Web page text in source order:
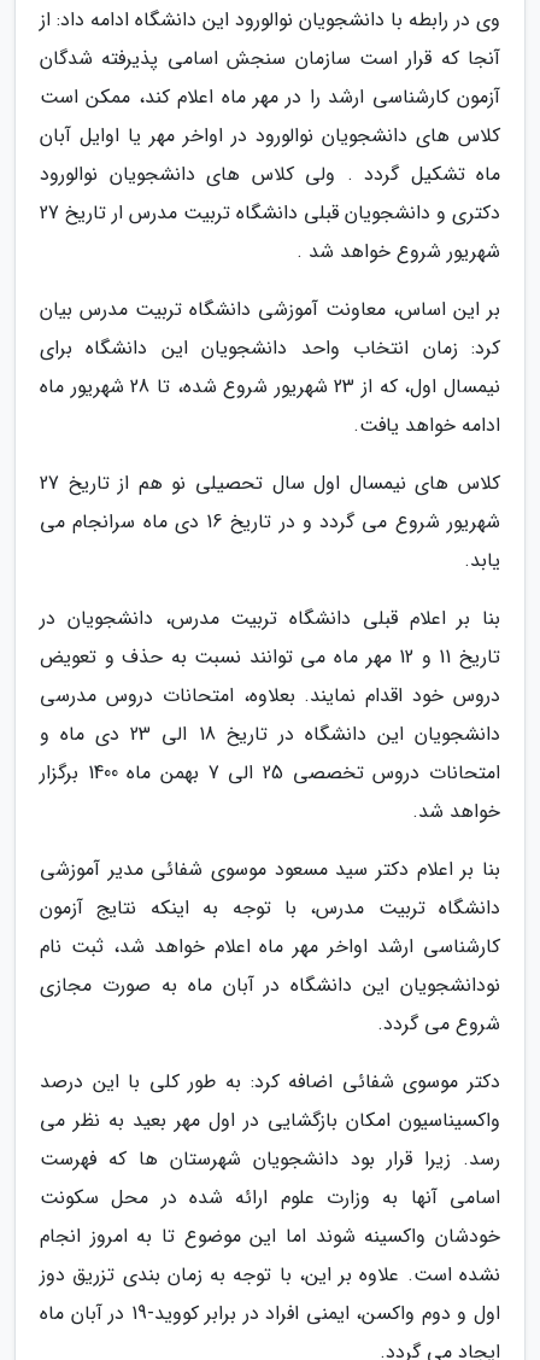
وی در رابطه با دانشجویان نوالورود این دانشگاه ادامه داد: از
آنجا که قرار است سازمان سنجش اسامی پذیرفته شدگان
آزمون کارشناسی ارشد را در مهر ماه اعلام کند، ممکن است
کلاس های دانشجویان نوالورود در اواخر مهر یا اوایل آبان
ماه تشکیل گردد . ولی کلاس های دانشجویان نوالورود
دکتری و دانشجویان قبلی دانشگاه تربیت مدرس ار تاریخ 27
شهریور شروع خواهد شد .
بر این اساس، معاونت آموزشی دانشگاه تربیت مدرس بیان
کرد: زمان انتخاب واحد دانشجویان این دانشگاه برای
نیمسال اول، که از 23 شهریور شروع شده، تا 28 شهریور ماه
ادامه خواهد یافت.
کلاس های نیمسال اول سال تحصیلی نو هم از تاریخ 27
شهریور شروع می گردد و در تاریخ 16 دی ماه سرانجام می
یابد.
بنا بر اعلام قبلی دانشگاه تربیت مدرس، دانشجویان در
تاریخ 11 و 12 مهر ماه می توانند نسبت به حذف و تعویض
دروس خود اقدام نمایند. بعلاوه، امتحانات دروس مدرسی
دانشجویان این دانشگاه در تاریخ 18 الی 23 دی ماه و
امتحانات دروس تخصصی 25 الی 7 بهمن ماه 1400 برگزار
خواهد شد.
بنا بر اعلام دکتر سید مسعود موسوی شفائی مدیر آموزشی
دانشگاه تربیت مدرس، با توجه به اینکه نتایج آزمون
کارشناسی ارشد اواخر مهر ماه اعلام خواهد شد، ثبت نام
نودانشجویان این دانشگاه در آبان ماه به صورت مجازی
شروع می گردد.
دکتر موسوی شفائی اضافه کرد: به طور کلی با این درصد
واکسیناسیون امکان بازگشایی در اول مهر بعید به نظر می
رسد. زیرا قرار بود دانشجویان شهرستان ها که فهرست
اسامی آنها به وزارت علوم ارائه شده در محل سکونت
خودشان واکسینه شوند اما این موضوع تا به امروز انجام
نشده است. علاوه بر این، با توجه به زمان بندی تزریق دوز
اول و دوم واکسن، ایمنی افراد در برابر کووید-19 در آبان ماه
ایجاد می گردد.